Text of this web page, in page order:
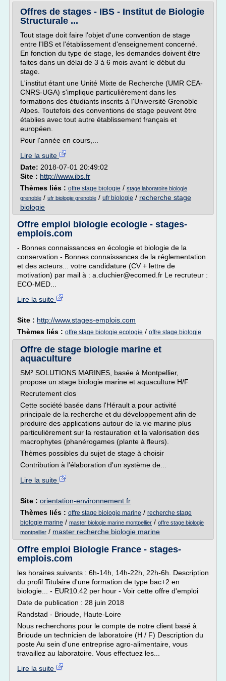
Offres de stages - IBS - Institut de Biologie
Structurale ...
Tout stage doit faire l'objet d'une convention de stage
entre l'IBS et l'établissement d'enseignement concerné.
En fonction du type de stage, les demandes doivent être
faites dans un délai de 3 à 6 mois avant le début du
stage.
L'institut étant une Unité Mixte de Recherche (UMR CEA-
CNRS-UGA) s'implique particulièrement dans les
formations des étudiants inscrits à l'Université Grenoble
Alpes. Toutefois des conventions de stage peuvent être
établies avec tout autre établissement français et
européen.
Pour l'année en cours,...
Lire la suite
Date: 2018-07-01 20:49:02
Site : http://www.ibs.fr
Thèmes liés : offre stage biologie / stage laboratoire biologie
grenoble / ufr biologie grenoble / ufr biologie / recherche stage
biologie
Offre emploi biologie ecologie - stages-
emplois.com
- Bonnes connaissances en écologie et biologie de la
conservation - Bonnes connaissances de la réglementation
et des acteurs... votre candidature (CV + lettre de
motivation) par mail à : a.cluchier@ecomed.fr Le recruteur :
ECO-MED...
Lire la suite
Site : http://www.stages-emplois.com
Thèmes liés : offre stage biologie ecologie / offre stage biologie
Offre de stage biologie marine et
aquaculture
SM² SOLUTIONS MARINES, basée à Montpellier,
propose un stage biologie marine et aquaculture H/F
Recrutement clos
Cette société basée dans l'Hérault a pour activité
principale de la recherche et du développement afin de
produire des applications autour de la vie marine plus
particulièrement sur la restauration et la valorisation des
macrophytes (phanérogames (plante à fleurs).
Thèmes possibles du sujet de stage à choisir
Contribution à l'élaboration d'un système de...
Lire la suite
Site : orientation-environnement.fr
Thèmes liés : offre stage biologie marine / recherche stage
biologie marine / master biologie marine montpellier / offre stage biologie
montpellier / master recherche biologie marine
Offre emploi Biologie France - stages-
emplois.com
les horaires suivants : 6h-14h, 14h-22h, 22h-6h. Description
du profil Titulaire d'une formation de type bac+2 en
biologie... - EUR10.42 per hour - Voir cette offre d'emploi
Date de publication : 28 juin 2018
Randstad - Brioude, Haute-Loire
Nous recherchons pour le compte de notre client basé à
Brioude un technicien de laboratoire (H / F) Description du
poste Au sein d'une entreprise agro-alimentaire, vous
travaillez au laboratoire. Vous effectuez les...
Lire la suite